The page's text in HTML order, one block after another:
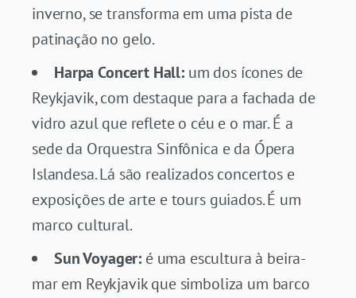
inverno, se transforma em uma pista de
patinação no gelo.
Harpa Concert Hall: um dos ícones de
Reykjavik, com destaque para a fachada de
vidro azul que reflete o céu e o mar. É a
sede da Orquestra Sinfônica e da Ópera
Islandesa. Lá são realizados concertos e
exposições de arte e tours guiados. É um
marco cultural.
Sun Voyager: é uma escultura à beira-
mar em Reykjavik que simboliza um barco